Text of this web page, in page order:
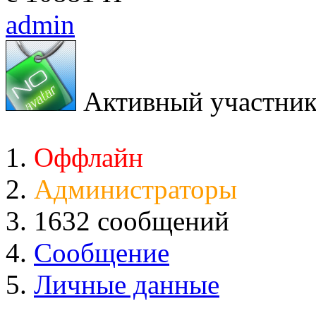
admin
Активный
Оффлайн
Администраторы
1632 сообщений
Сообщение
Личные данные